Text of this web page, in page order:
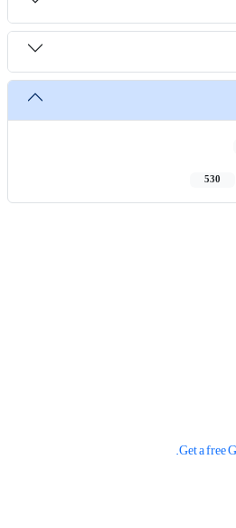
530